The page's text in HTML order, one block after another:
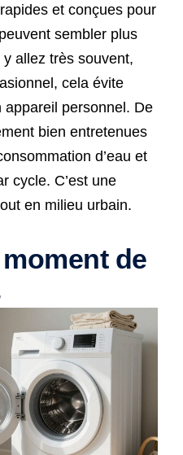
et conçues pour
sembler plus
y allez très souvent,
cela évite
appareil personnel. De
bien entretenues
d’eau et
cycle. C’est une
en milieu urbain.
de